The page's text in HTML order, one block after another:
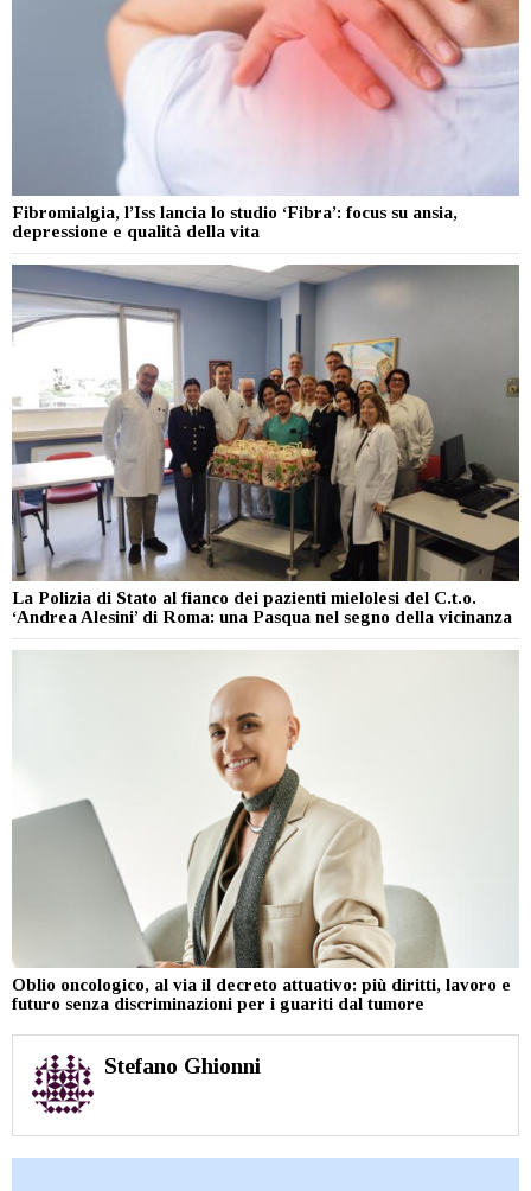
Fibromialgia, l’Iss lancia lo studio ‘Fibra’: focus su ansia,
depressione e qualità della vita
La Polizia di Stato al fianco dei pazienti mielolesi del C.t.o.
‘Andrea Alesini’ di Roma: una Pasqua nel segno della vicinanza
Oblio oncologico, al via il decreto attuativo: più diritti, lavoro e
futuro senza discriminazioni per i guariti dal tumore
Stefano Ghionni